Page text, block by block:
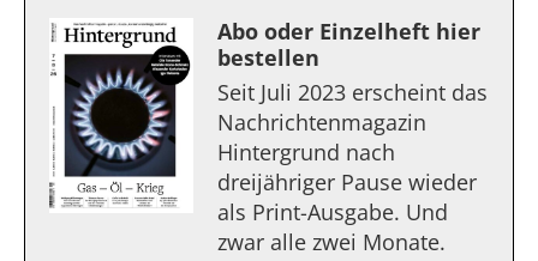
Abo oder Einzelheft hier
bestellen
Seit Juli 2023 erscheint das
Nachrichtenmagazin
Hintergrund nach
dreijähriger Pause wieder
als Print-Ausgabe. Und
zwar alle zwei Monate.